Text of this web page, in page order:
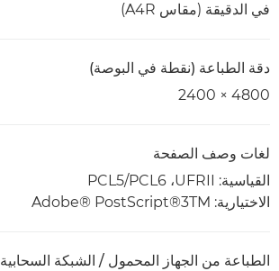
في الدقيقة (مقاس A4R)
دقة الطباعة (نقطة في البوصة)
4800 × 2400
لغات وصف الصفحة
القياسية: UFRII، ‏PCL6/‏PCL5
الاختيارية: Adobe® PostScript®3TM
الطباعة من الجهاز المحمول / الشبكة السحابية